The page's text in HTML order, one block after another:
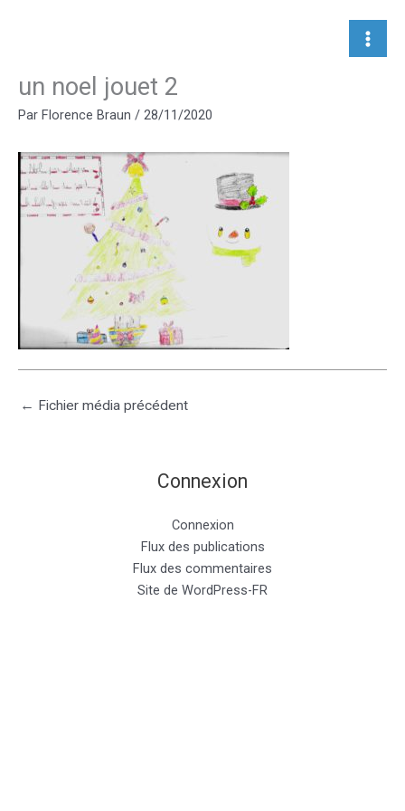
un noel jouet 2
Par Florence Braun / 28/11/2020
← Fichier média précédent
Connexion
Connexion
Flux des publications
Flux des commentaires
Site de WordPress-FR